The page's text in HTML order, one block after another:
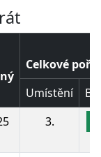
Celkové
Umístění
3.